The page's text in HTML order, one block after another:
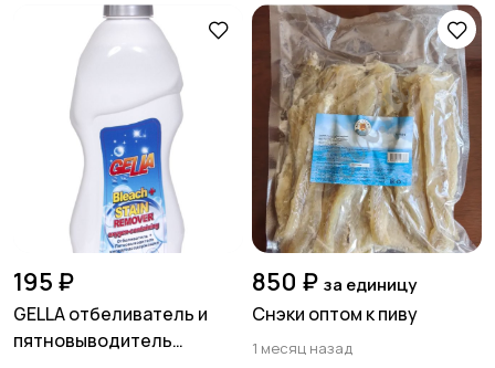
195 ₽
GELLA отбеливатель и
пятновыводитель
850 ₽ за единицу
Снэки оптом к пиву
1 месяц назад